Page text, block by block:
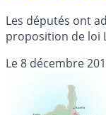
Les députés ont
proposition de loi
succession, en
a rappelé son
Le8 décembre